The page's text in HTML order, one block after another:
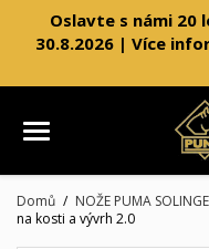
Oslavte s námi 20
30.8.2026 | Více
Domů NOŽE PUMA
na kosti a vývrh 2.0